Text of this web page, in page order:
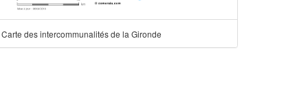
Carte des intercommunalités de la Gironde